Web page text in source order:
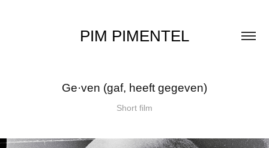
PIM PIMENTEL
Ge·ven (gaf, heeft gegeven)
Short film